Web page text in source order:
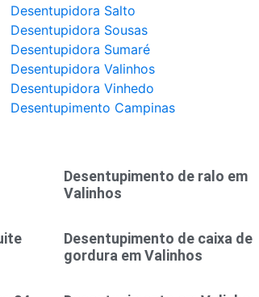
Desentupidora Salto
Desentupidora Sousas
Desentupidora Sumaré
Desentupidora Valinhos
Desentupidora Vinhedo
Desentupimento Campinas
Desentupimento de ralo em
Valinhos
Desentupimento de caixa de
gordura em Valinhos